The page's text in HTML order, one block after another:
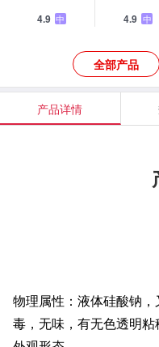
4.9 中 4.9 中
全部产品
产品详情
物理属性：液体硅酸钠
毒，无味，有无色透明